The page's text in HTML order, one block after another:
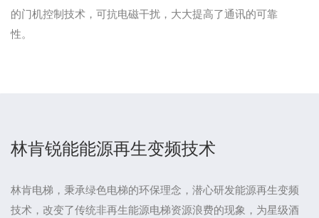
的门机控制技术，可抗电磁干扰，大大提高了通讯的可靠
性。
林肯锐能能源再生变频技术
林肯电梯，秉承绿色电梯的环保理念，潜心研发能源再生变频
技术，改变了传统非再生能源电梯资源浪费的现象，为星级酒